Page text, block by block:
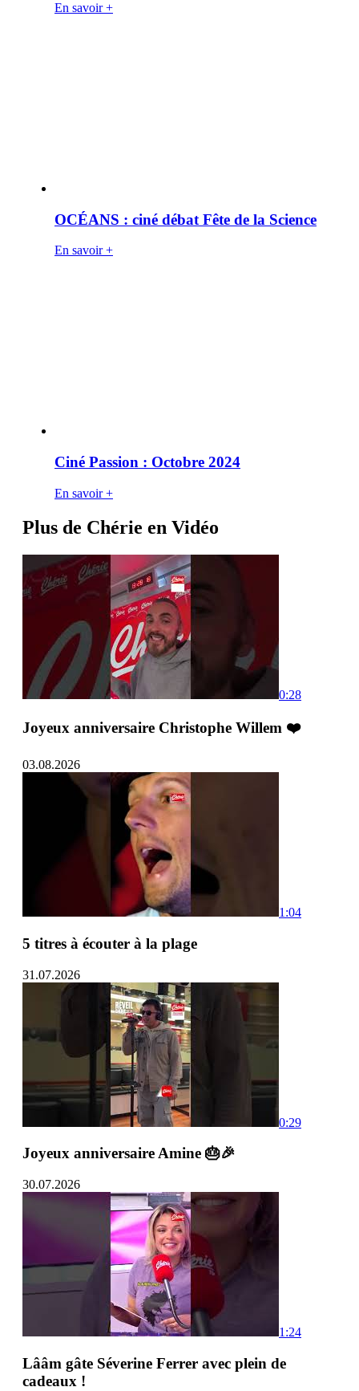
En savoir +
OCÉANS : ciné débat Fête de la Science
En savoir +
Ciné Passion : Octobre 2024
En savoir +
Plus de Chérie en Vidéo
0:28
Joyeux anniversaire Christophe Willem ❤️
03.08.2026
1:04
5 titres à écouter à la plage
31.07.2026
0:29
Joyeux anniversaire Amine 🎂🎉
30.07.2026
1:24
Lââm gâte Séverine Ferrer avec plein de
cadeaux !